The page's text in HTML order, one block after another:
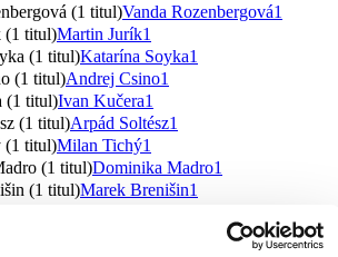
(1 titul)Vanda Rozenbergová1
(1 titul)Martin Jurík1
(1 titul)Katarína Soyka1
(1 titul)Andrej Csino1
(1 titul)Ivan Kučera1
(1 titul)Arpád Soltész1
(1 titul)Milan Tichý1
(1 titul)Dominika Madro1
(1 titul)Marek Brenišin1